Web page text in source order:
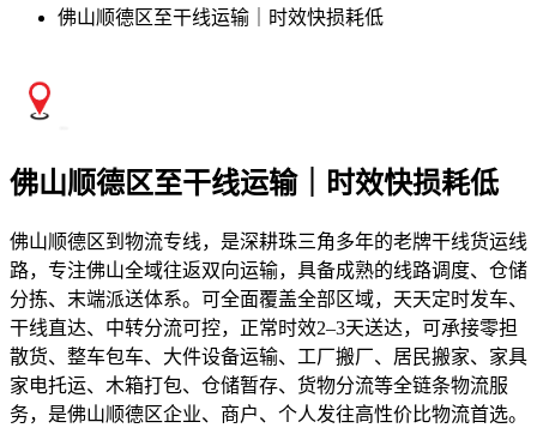
佛山顺德区至干线运输｜时效快损耗低
佛山顺德区至干线运输｜时效快损耗低
佛山顺德区到物流专线，是深耕珠三角多年的老牌干线货运线
路，专注佛山全域往返双向运输，具备成熟的线路调度、仓储
分拣、末端派送体系。可全面覆盖全部区域，天天定时发车、
干线直达、中转分流可控，正常时效2–3天送达，可承接零担
散货、整车包车、大件设备运输、工厂搬厂、居民搬家、家具
家电托运、木箱打包、仓储暂存、货物分流等全链条物流服
务，是佛山顺德区企业、商户、个人发往高性价比物流首选。